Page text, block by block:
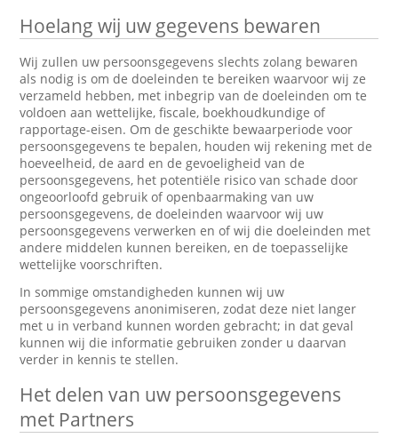
Hoelang wij uw gegevens bewaren
Wij zullen uw persoonsgegevens slechts zolang bewaren
als nodig is om de doeleinden te bereiken waarvoor wij ze
verzameld hebben, met inbegrip van de doeleinden om te
voldoen aan wettelijke, fiscale, boekhoudkundige of
rapportage-eisen. Om de geschikte bewaarperiode voor
persoonsgegevens te bepalen, houden wij rekening met de
hoeveelheid, de aard en de gevoeligheid van de
persoonsgegevens, het potentiële risico van schade door
ongeoorloofd gebruik of openbaarmaking van uw
persoonsgegevens, de doeleinden waarvoor wij uw
persoonsgegevens verwerken en of wij die doeleinden met
andere middelen kunnen bereiken, en de toepasselijke
wettelijke voorschriften.
In sommige omstandigheden kunnen wij uw
persoonsgegevens anonimiseren, zodat deze niet langer
met u in verband kunnen worden gebracht; in dat geval
kunnen wij die informatie gebruiken zonder u daarvan
verder in kennis te stellen.
Het delen van uw persoonsgegevens
met Partners